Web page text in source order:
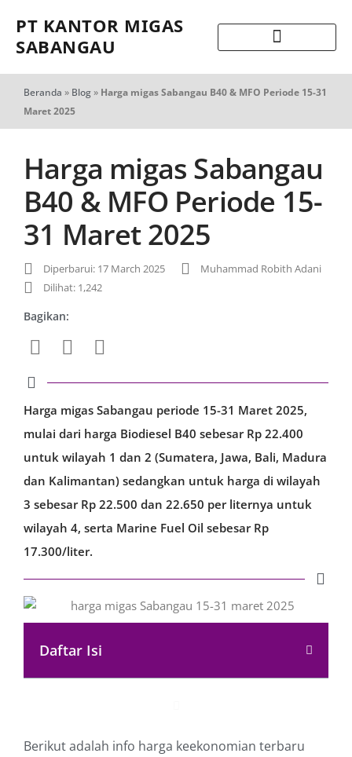
PT KANTOR MIGAS
SABANGAU
Beranda » Blog» Harga migas Sabangau B40 & MFO Periode 15-31
Maret 2025
Harga migas Sabangau
B40 & MFO Periode 15-
31 Maret 2025
Diperbarui: 17 March 2025
Muhammad Robith Adani
Dilihat: 1,242
Bagikan:
Harga migas Sabangau periode 15-31 Maret 2025,
mulai dari harga Biodiesel B40 sebesar Rp 22.400
untuk wilayah 1 dan 2 (Sumatera, Jawa, Bali, Madura
dan Kalimantan) sedangkan untuk harga di wilayah
3 sebesar Rp 22.500 dan 22.650 per liternya untuk
wilayah 4, serta Marine Fuel Oil sebesar Rp
17.300/liter.
Daftar Isi
Berikut adalah info harga keekonomian terbaru